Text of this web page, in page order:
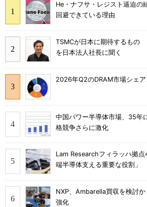
He・ナフサ・レジスト逼迫
回避できている理由
TSMCが日本に期待するもの
を日本法人社長に聞く
2026年Q2のDRAM市場シェ
中国パワー半導体市場、35
格競争さらに激化
Lam Researchフィラッハ拠
端半導体支える重要な役割」
NXP、Ambarella買収を検討
強化